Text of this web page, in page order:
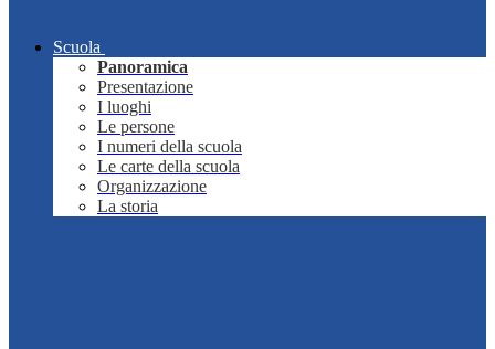
Scuola
Panoramica
Presentazione
I luoghi
Le persone
I numeri della scuola
Le carte della scuola
Organizzazione
La storia